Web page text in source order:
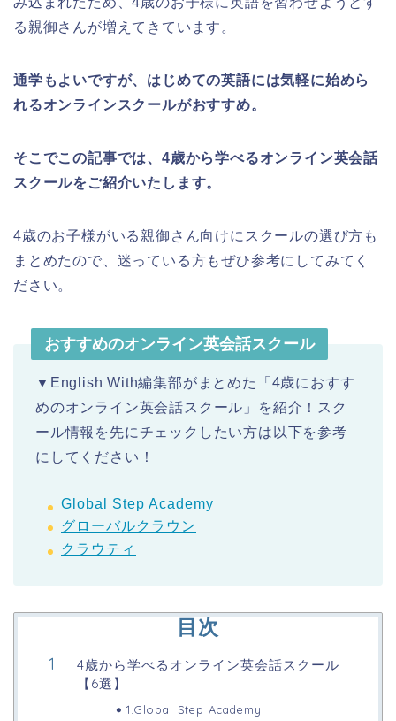
る親御さんが増えてきています。
通学もよいですが、はじめての英語には気軽に始めら
れるオンラインスクールがおすすめ。
そこでこの記事では、4歳から学べるオンライン英会話
スクールをご紹介いたします。
4歳のお子様がいる親御さん向けにスクールの選び方も
まとめたので、迷っている方もぜひ参考にしてみてく
ださい。
おすすめのオンライン英会話スクール
▼English With編集部がまとめた「4歳におすす
めのオンライン英会話スクール」を紹介！スク
ール情報を先にチェックしたい方は以下を参考
にしてください！
Global Step Academy
グローバルクラウン
クラウティ
目次
4歳から学べるオンライン英会話スクール
【6選】
1.Global Step Academy